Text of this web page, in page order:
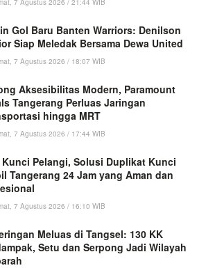
Gol Baru Banten Warriors: Denilson
Siap Meledak Bersama Dewa United
7 Agustus 2026 / 18:07 WIB
Aksesibilitas Modern, Paramount
Tangerang Perluas Jaringan
hingga MRT
7 Agustus 2026 / 17:44 WIB
Pelangi, Solusi Duplikat Kunci
Tangerang 24 Jam yang Aman dan
7 Agustus 2026 / 16:10 WIB
Meluas di Tangsel: 130 KK
Setu dan Serpong Jadi Wilayah